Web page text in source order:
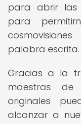
para abrir las
para
palabra escrita.
Gracias a la
maestras
originales
alcanzar a